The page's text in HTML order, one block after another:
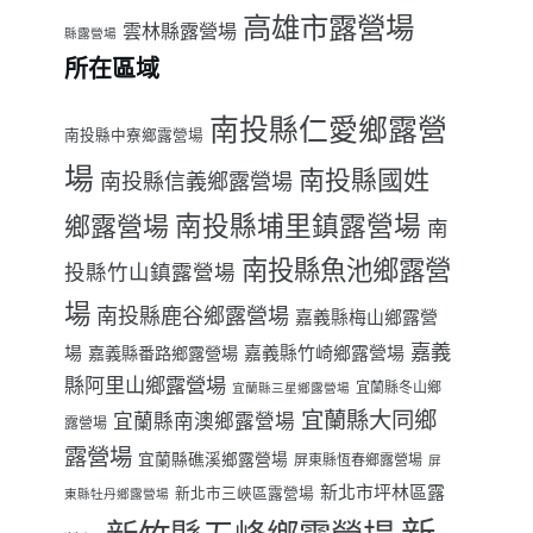
縣露營場 雲林縣露營場 高雄市露營場
所在區域
南投縣中寮鄉露營場 南投縣仁愛鄉露營
場 南投縣信義鄉露營場 南投縣國姓
鄉露營場 南投縣埔里鎮露營場 南
投縣竹山鎮露營場 南投縣魚池鄉露營
場 南投縣鹿谷鄉露營場 嘉義縣梅山鄉露營
場 嘉義縣番路鄉露營場 嘉義縣竹崎鄉露營場 嘉義
縣阿里山鄉露營場 宜蘭縣三星鄉露營場 宜蘭縣冬山鄉
露營場 宜蘭縣南澳鄉露營場 宜蘭縣大同鄉
露營場 宜蘭縣礁溪鄉露營場 屏東縣恆春鄉露營場 屏
東縣牡丹鄉露營場 新北市三峽區露營場 新北市坪林區露